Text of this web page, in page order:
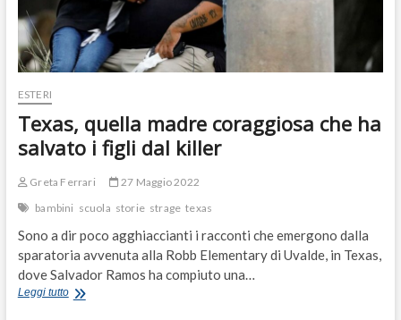
ringraziarlo”
ESTERI
Texas, quella madre coraggiosa che ha
salvato i figli dal killer
Greta Ferrari
27 Maggio 2022
bambini scuola storie strage texas
Sono a dir poco agghiaccianti i racconti che emergono dalla
sparatoria avvenuta alla Robb Elementary di Uvalde, in Texas,
dove Salvador Ramos ha compiuto una…
Leggi tuttoTexas,